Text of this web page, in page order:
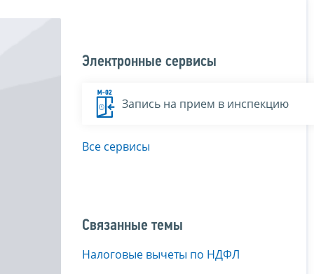
Электронные сервисы
Запись на прием в инспекцию
Все сервисы
Связанные темы
Налоговые вычеты по НДФЛ